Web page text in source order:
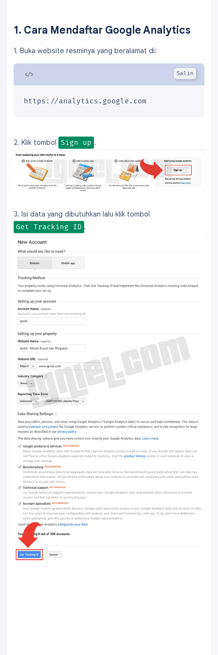
1. Cara Mendaftar Google Analytics
1. Buka website resminya yang beralamat di:
https://analytics.google.com
2. Klik tombol Sign up .
3. Isi data yang dibutuhkan lalu klik tombol
Get Tracking ID .